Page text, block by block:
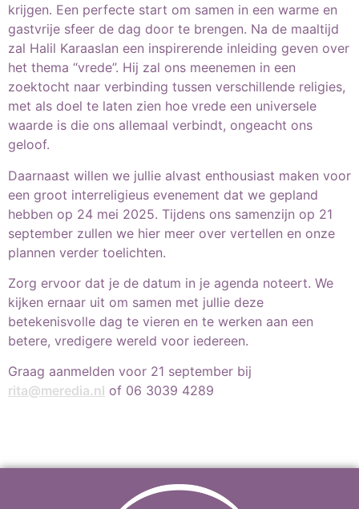
krijgen. Een perfecte start om samen in een warme en
gastvrije sfeer de dag door te brengen. Na de maaltijd
zal Halil Karaaslan een inspirerende inleiding geven over
het thema “vrede”. Hij zal ons meenemen in een
zoektocht naar verbinding tussen verschillende religies,
met als doel te laten zien hoe vrede een universele
waarde is die ons allemaal verbindt, ongeacht ons
geloof.
Daarnaast willen we jullie alvast enthousiast maken voor
een groot interreligieus evenement dat we gepland
hebben op 24 mei 2025. Tijdens ons samenzijn op 21
september zullen we hier meer over vertellen en onze
plannen verder toelichten.
Zorg ervoor dat je de datum in je agenda noteert. We
kijken ernaar uit om samen met jullie deze
betekenisvolle dag te vieren en te werken aan een
betere, vredigere wereld voor iedereen.
Graag aanmelden voor 21 september bij
rita@meredia.nl of 06 3039 4289